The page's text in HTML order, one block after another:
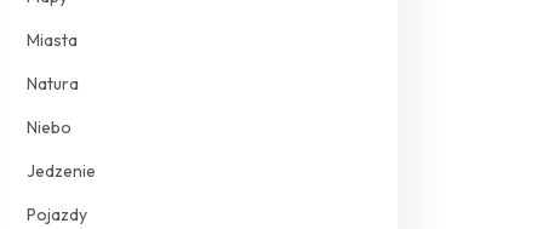
Miasta
Natura
Niebo
Jedzenie
Pojazdy